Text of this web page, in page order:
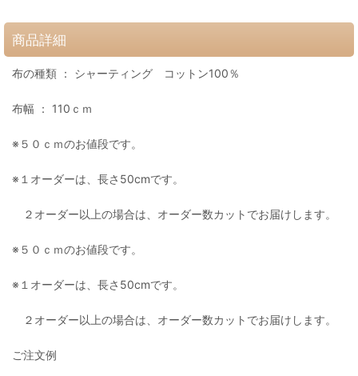
商品詳細
布の種類 ： シャーティング コットン100％
布幅 ： 110ｃｍ
※５０ｃｍのお値段です。
※１オーダーは、長さ50cmです。
２オーダー以上の場合は、オーダー数カットでお届けします。
※５０ｃｍのお値段です。
※１オーダーは、長さ50cmです。
２オーダー以上の場合は、オーダー数カットでお届けします。
ご注文例